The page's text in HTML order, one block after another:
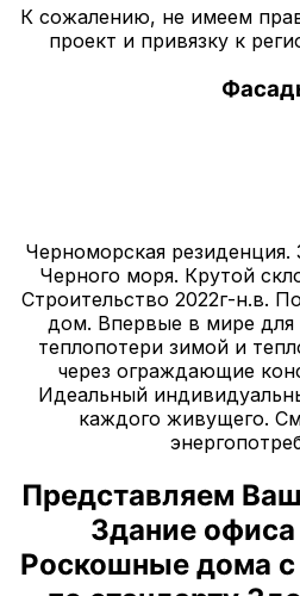
К сожалению, не имеем
проект и привязку к
Черноморская
Черного моря. Крутой
Строительство 2022г-н.в.
дом. Впервые в мире для
теплопотери зимой и
через ограждающие
Идеальный
каждого живущего.
Представляем
Здание
Роскошные дома